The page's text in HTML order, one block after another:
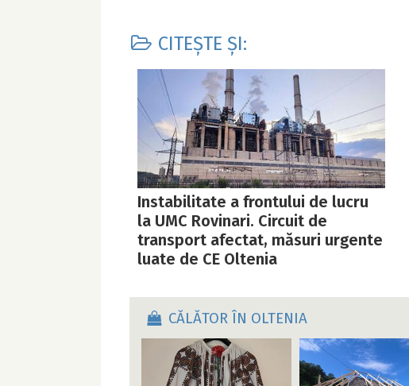
CITEȘTE ȘI:
Instabilitate a frontului de lucru
la UMC Rovinari. Circuit de
transport afectat, măsuri urgente
luate de CE Oltenia
CĂLĂTOR ÎN OLTENIA